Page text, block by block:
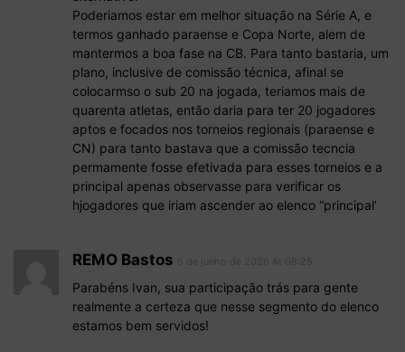
Poderiamos estar em melhor situação na Série A, e
termos ganhado paraense e Copa Norte, alem de
mantermos a boa fase na CB. Para tanto bastaria, um
plano, inclusive de comissão técnica, afinal se
colocarmso o sub 20 na jogada, teriamos mais de
quarenta atletas, então daria para ter 20 jogadores
aptos e focados nos torneios regionais (paraense e
CN) para tanto bastava que a comissão tecncia
permamente fosse efetivada para esses torneios e a
principal apenas observasse para verificar os
hjogadores que iriam ascender ao elenco “principal’
REMO Bastos
Parabéns Ivan, sua participação trás para gente
realmente a certeza que nesse segmento do elenco
estamos bem servidos!